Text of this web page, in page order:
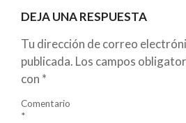
DEJA UNA RESPUESTA
Tu dirección de correo
publicada. Los campos
con *
Comentario
*